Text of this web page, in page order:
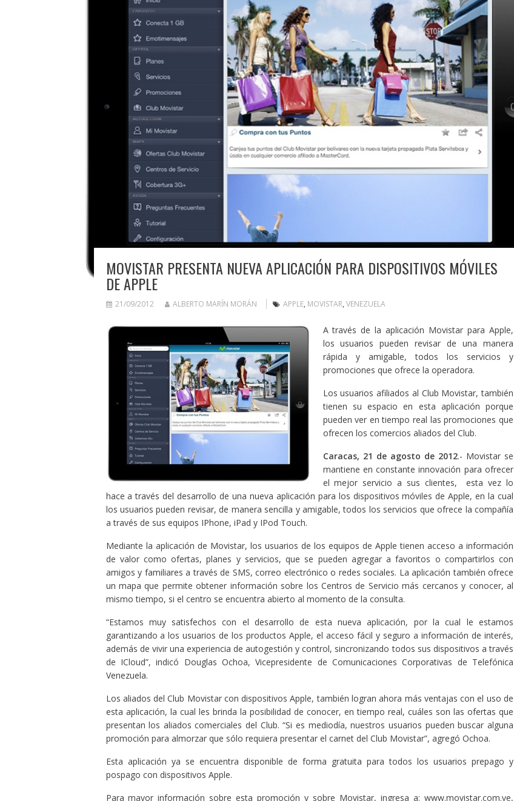
MOVISTAR PRESENTA NUEVA APLICACIÓN PARA DISPOSITIVOS MÓVILES
DE APPLE
21/09/2012 ALBERTO MARÍN MORÁN APPLE, MOVISTAR, VENEZUELA
A través de la aplicación Movistar para Apple,
los usuarios pueden revisar de una manera
rápida y amigable, todos los servicios y
promociones que ofrece la operadora.
Los usuarios afiliados al Club Movistar, también
tienen su espacio en esta aplicación porque
pueden ver en tiempo real las promociones que
ofrecen los comercios aliados del Club.
Caracas, 21 de agosto de 2012.- Movistar se
mantiene en constante innovación para ofrecer
el mejor servicio a sus clientes, esta vez lo
hace a través del desarrollo de una nueva aplicación para los dispositivos móviles de Apple, en la cual
los usuarios pueden revisar, de manera sencilla y amigable, todos los servicios que ofrece la compañía
a través de sus equipos IPhone, iPad y IPod Touch.
Mediante la aplicación de Movistar, los usuarios de los equipos de Apple tienen acceso a información
de valor como ofertas, planes y servicios, que se pueden agregar a favoritos o compartirlos con
amigos y familiares a través de SMS, correo electrónico o redes sociales. La aplicación también ofrece
un mapa que permite obtener información sobre los Centros de Servicio más cercanos y conocer, al
mismo tiempo, si el centro se encuentra abierto al momento de la consulta.
“Estamos muy satisfechos con el desarrollo de esta nueva aplicación, por la cual le estamos
garantizando a los usuarios de los productos Apple, el acceso fácil y seguro a información de interés,
además de vivir una experiencia de autogestión y control, sincronizando todos sus dispositivos a través
de ICloud”, indicó Douglas Ochoa, Vicepresidente de Comunicaciones Corporativas de Telefónica
Venezuela.
Los aliados del Club Movistar con dispositivos Apple, también logran ahora más ventajas con el uso de
esta aplicación, la cual les brinda la posibilidad de conocer, en tiempo real, cuáles son las ofertas que
presentan los aliados comerciales del Club. “Si es mediodía, nuestros usuarios pueden buscar alguna
promoción para almorzar que sólo requiera presentar el carnet del Club Movistar”, agregó Ochoa.
Esta aplicación ya se encuentra disponible de forma gratuita para todos los usuarios prepago y
pospago con dispositivos Apple.
Para mayor información sobre esta promoción y sobre Movistar, ingresa a: www.movistar.com.ve.